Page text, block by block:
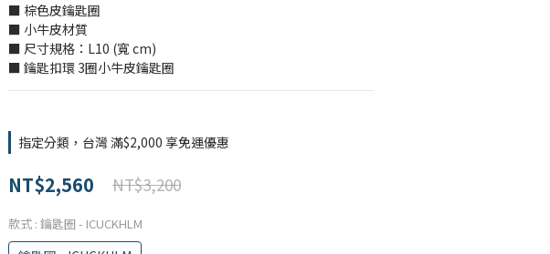
■ 棕色皮鑰匙圈
■ 小牛皮材質
■ 尺寸規格：L10 (寬 cm)
■ 鑰匙扣環 3圈小牛皮鑰匙圈
指定分類，台灣 滿$2,000 享免運優惠
NT$2,560 NT$3,200
款式 : 鑰匙圈 - ICUCKHLM